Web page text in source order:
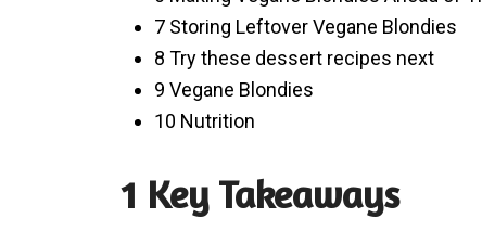
7 Storing Leftover Vegane Blondies
8 Try these dessert recipes next
9 Vegane Blondies
10 Nutrition
1 Key Takeaways